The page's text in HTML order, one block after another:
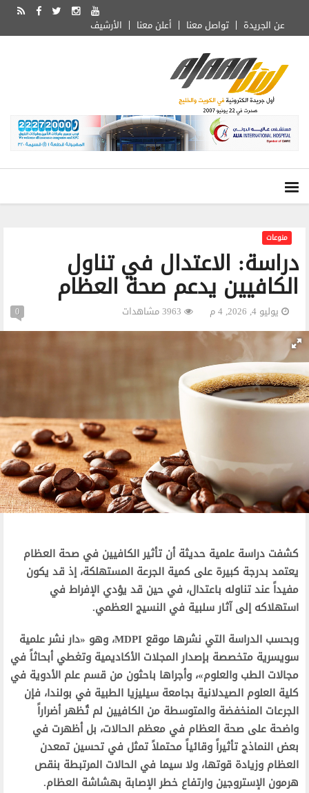
الأرشيف أعلن معنا تواصل معنا عن الجريدة
دراسة: الاعتدال في تناول
الكافيين يدعم صحة العظام
منوعات
يوليو 4, 2026, 4 م 0
كشفت دراسة علمية حديثة أن تأثير الكافيين في صحة العظام
يعتمد بدرجة كبيرة على كمية الجرعة المستهلكة، إذ قد يكون
مفيداً عند تناوله باعتدال، في حين قد يؤدي الإفراط في
استهلاكه إلى آثار سلبية في النسيج العظمي.
وبحسب الدراسة التي نشرها موقع MDPI، وهو «دار نشر علمية
سويسرية متخصصة بإصدار المجلات الأكاديمية وتغطي أبحاثاً في
مجالات الطب والعلوم»، وأجراها باحثون من قسم علم الأدوية في
كلية العلوم الصيدلانية بجامعة سيليزيا الطبية في بولندا، فإن
الجرعات المنخفضة والمتوسطة من الكافيين لم تُظهر أضراراً
واضحة على صحة العظام في معظم الحالات، بل أظهرت في
بعض النماذج تأثيراً وقائياً محتملاً تمثل في تحسين تمعدن
العظام وزيادة قوتها، ولا سيما في الحالات المرتبطة بنقص
هرمون الإستروجين وارتفاع خطر الإصابة بهشاشة العظام.